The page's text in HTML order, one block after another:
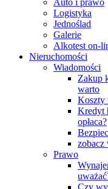
Auto i prawo
Logistyka
Jednoślad
Galerie
Alkotest on-
Nieruchomości
Wiadomości
Zakup
warto
Koszty
Kredyt
opłaca?
zobacz
Prawo
Czy